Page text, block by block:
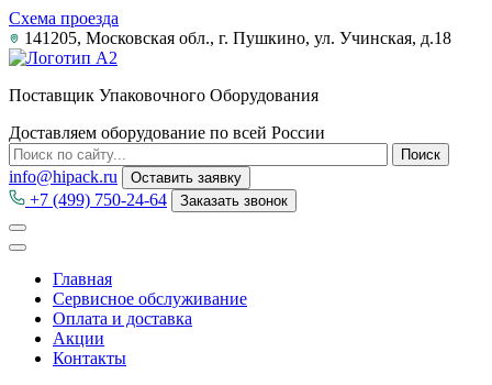
Схема проезда
141205, Московская обл., г. Пушкино, ул. Учинская, д.18
Поставщик Упаковочного Оборудования
Доставляем оборудование по всей России
info@hipack.ru Оставить заявку
+7 (499) 750-24-64 Заказать звонок
Главная
Сервисное обслуживание
Оплата и доставка
Акции
Контакты